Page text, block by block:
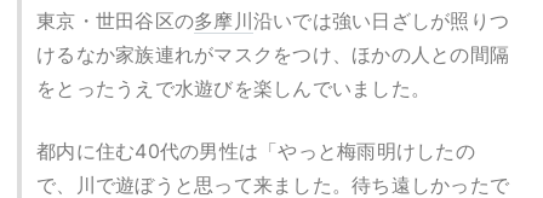
東京・世田谷区の多摩川 沿いでは強い日ざしが照りつ
けるなか家族連れがマスクをつけ、ほかの人との間隔
をとったうえで水遊びを楽しんでいました。
都内に住む40代の男性は「やっと梅雨明けしたの
で、川で遊ぼうと思って来ました。待ち遠しかったで